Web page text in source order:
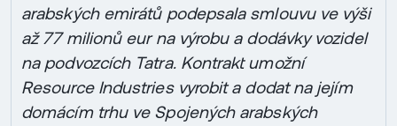
arabských emirátů podepsala smlouvu ve výši
až 77 milionů eur na výrobu a dodávky vozidel
na podvozcích Tatra. Kontrakt umožní
Resource Industries vyrobit a dodat na jejím
domácím trhu ve Spojených arabských